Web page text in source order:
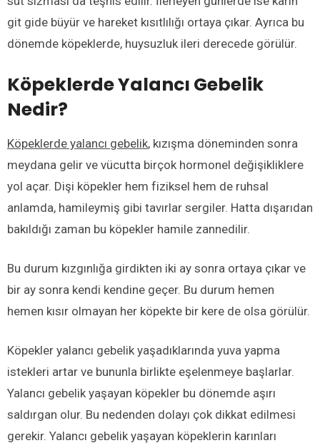
git gide büyür ve hareket kısıtlılığı ortaya çıkar. Ayrıca bu
dönemde köpeklerde, huysuzluk ileri derecede görülür.
Köpeklerde Yalancı Gebelik
Nedir?
Köpeklerde yalancı gebelik, kızışma döneminden sonra
meydana gelir ve vücutta birçok hormonel değişikliklere
yol açar. Dişi köpekler hem fiziksel hem de ruhsal
anlamda, hamileymiş gibi tavırlar sergiler. Hatta dışarıdan
bakıldığı zaman bu köpekler hamile zannedilir.
Bu durum kızgınlığa girdikten iki ay sonra ortaya çıkar ve
bir ay sonra kendi kendine geçer. Bu durum hemen
hemen kısır olmayan her köpekte bir kere de olsa görülür.
Köpekler yalancı gebelik yaşadıklarında yuva yapma
istekleri artar ve bununla birlikte eşelenmeye başlarlar.
Yalancı gebelik yaşayan köpekler bu dönemde aşırı
saldırgan olur. Bu nedenden dolayı çok dikkat edilmesi
gerekir. Yalancı gebelik yaşayan köpeklerin karınları